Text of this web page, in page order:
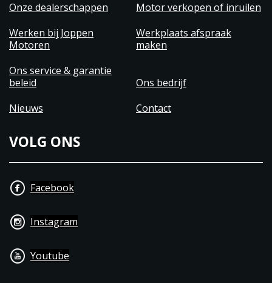
Onze dealerschappen
Motor verkopen of inruilen
Werken bij Joppen
Motoren
Werkplaats afspraak
maken
Ons service & garantie
beleid
Ons bedrijf
Nieuws
Contact
VOLG ONS
Facebook
Instagram
Youtube